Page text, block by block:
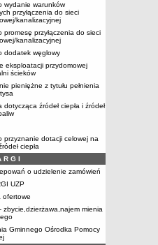
wydanie warunków
przyłączenia do sieci
kanalizacyjnej
promesę przyłączenia do sieci
kanalizacyjnej
dodatek węglowy
eksploatacji przydomowej
ścieków
pieniężne z tytułu pełnienia
dotycząca źródeł ciepła i źródeł
przyznanie dotacji celowej na
ciepła
R G I
o udzielenie zamówień
UZP
ofertowe
zbycie,dzierżawa,najem mienia
Gminnego Ośrodka Pomocy